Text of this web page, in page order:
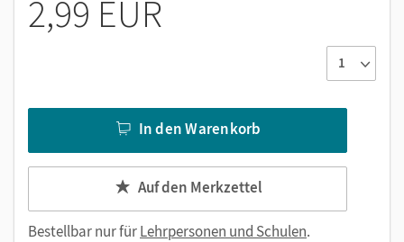
Hörtexte zum Hörverstehen
2,99 EUR
In den Warenkorb
Auf den Merkzettel
Bestellbar nur fürLehrpersonen und Schulen.